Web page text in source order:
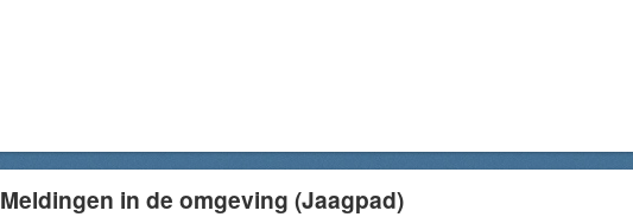
Meldingen in de omgeving (Jaagpad)